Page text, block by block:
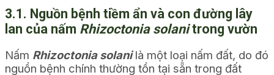
3.1. Nguồn bệnh tiềm ẩn và con đường lây
lan của nấm Rhizoctonia solanitrong vườn
Nấm Rhizoctonia solanilà một loại nấm đất, do đó
nguồn bệnh chính thường tồn tại sẵn trong đất